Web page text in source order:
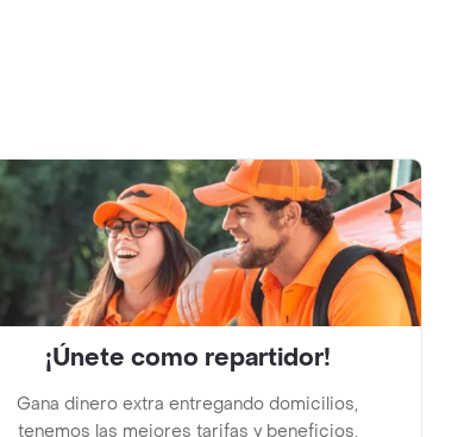
¡Únete como repartidor!
Gana dinero extra entregando domicilios,
tenemos las mejores tarifas y beneficios.